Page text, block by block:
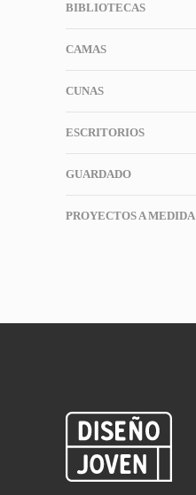
BIBLIOTECAS
CAMAS
CUNAS
ESCRITORIOS
GUARDADO
PROYECTOS A MEDIDA